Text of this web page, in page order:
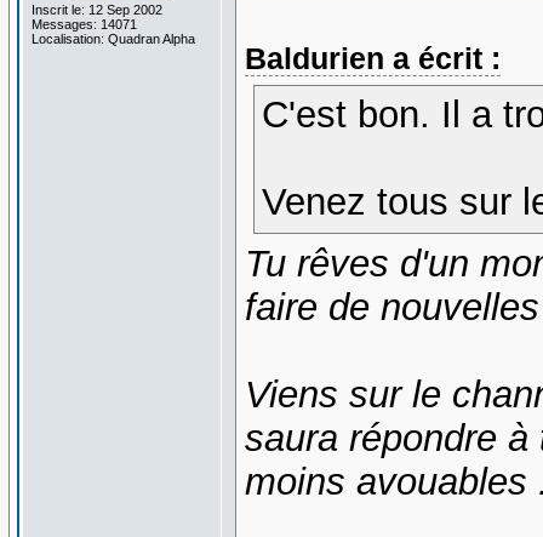
Inscrit le: 12 Sep 2002
Messages: 14071
Localisation: Quadran Alpha
Baldurien a écrit :
C'est bon. Il a
Venez tous sur
Tu rêves d'un
faire de
Viens sur le
saura répondre
moins avouables